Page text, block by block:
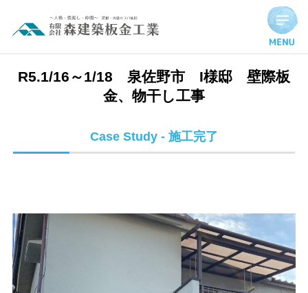
R5.1/16～1/18 泉佐野市 I様邸 壁際板金、物干し工事 | 施
R5.1/16～1/18 泉佐野市 I様邸 壁際板
金、物干し工事
Case Study - 施工完了